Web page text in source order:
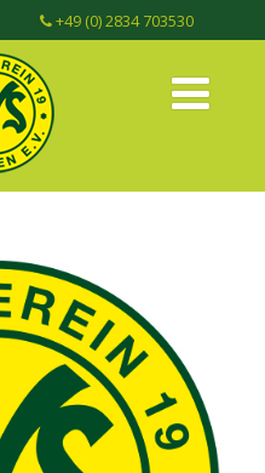
+49 (0) 2834 703530